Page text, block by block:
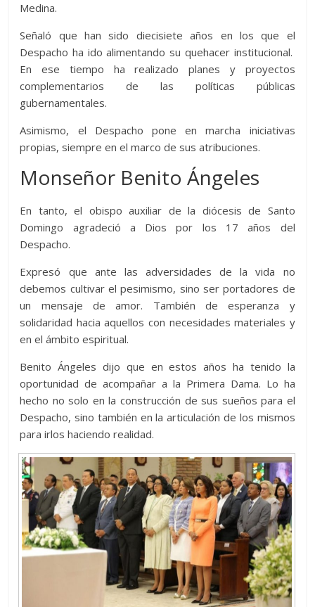
Medina.
Señaló que han sido diecisiete años en los que el
Despacho ha ido alimentando su quehacer institucional.
En ese tiempo ha realizado planes y proyectos
complementarios de las políticas públicas
gubernamentales.
Asimismo, el Despacho pone en marcha iniciativas
propias, siempre en el marco de sus atribuciones.
Monseñor Benito Ángeles
En tanto, el obispo auxiliar de la diócesis de Santo
Domingo agradeció a Dios por los 17 años del
Despacho.
Expresó que ante las adversidades de la vida no
debemos cultivar el pesimismo, sino ser portadores de
un mensaje de amor. También de esperanza y
solidaridad hacia aquellos con necesidades materiales y
en el ámbito espiritual.
Benito Ángeles dijo que en estos años ha tenido la
oportunidad de acompañar a la Primera Dama. Lo ha
hecho no solo en la construcción de sus sueños para el
Despacho, sino también en la articulación de los mismos
para irlos haciendo realidad.